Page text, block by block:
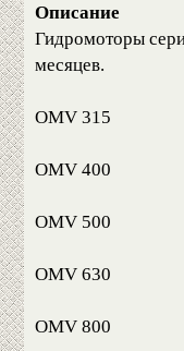
Описание
Гидромоторы
месяцев.
OMV 315
OMV 400
OMV 500
OMV 630
OMV 800